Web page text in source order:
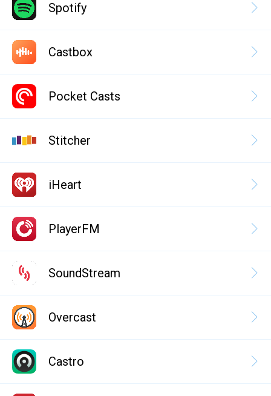
Spotify
Castbox
Pocket Casts
Stitcher
iHeart
PlayerFM
SoundStream
Overcast
Castro